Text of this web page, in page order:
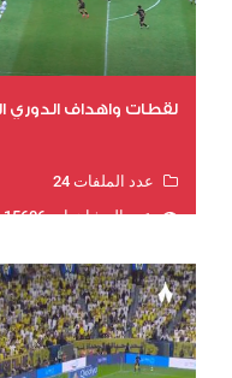
لقطات واهداف الدوري
عدد الملفات 24
عدد المشاهدات 15606